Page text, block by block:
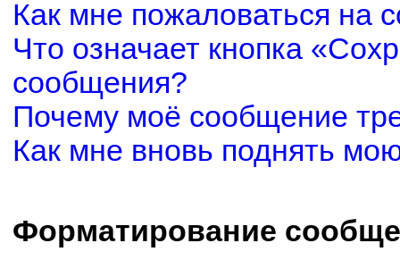
Как мне пожаловаться на
Что означает кнопка
сообщения?
Почему моё сообщение
Как мне вновь поднять
Форматирование